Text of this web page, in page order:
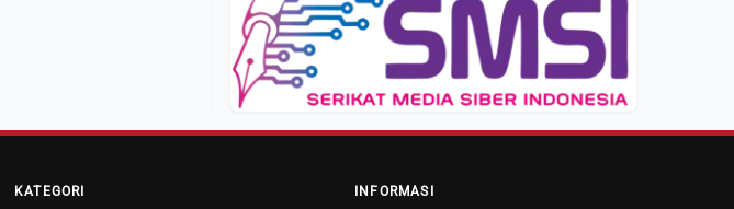
KATEGORI INFORMASI